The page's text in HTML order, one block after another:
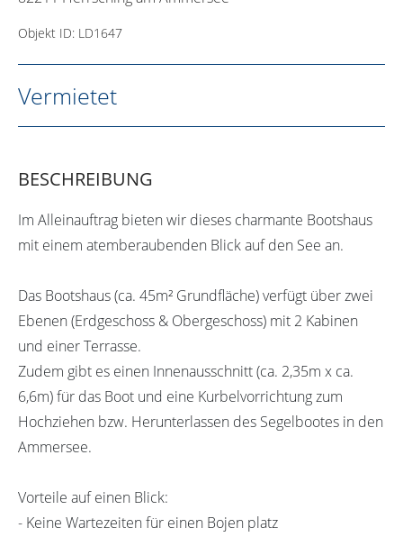
Objekt ID: LD1647
Vermietet
BESCHREIBUNG
Im Alleinauftrag bieten wir dieses charmante Bootshaus
mit einem atemberaubenden Blick auf den See an.
Das Bootshaus (ca. 45m² Grundfläche) verfügt über zwei
Ebenen (Erdgeschoss & Obergeschoss) mit 2 Kabinen
und einer Terrasse.
Zudem gibt es einen Innenausschnitt (ca. 2,35m x ca.
6,6m) für das Boot und eine Kurbelvorrichtung zum
Hochziehen bzw. Herunterlassen des Segelbootes in den
Ammersee.
Vorteile auf einen Blick:
- Keine Wartezeiten für einen Bojen platz